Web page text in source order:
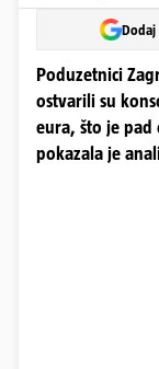
Dodaj
Poduzetnici
ostvarili su
eura, što je pad
pokazala je